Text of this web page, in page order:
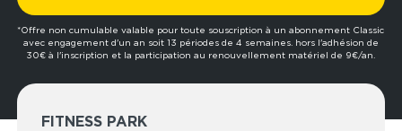
19€/4 semaines, options avec ou sans engagement,
formule premium, etc. Prêt à passer à l’action ?
Réserve ta séance d’essai gratuite dans le club de
*Offre non cumulable valable pour toute souscription à un abonnement Classic
avec engagement d'un an soit 13 périodes de 4 semaines. hors l'adhésion de
30€ à l'inscription et la participation au renouvellement matériel de 9€/an.
FITNESS PARK